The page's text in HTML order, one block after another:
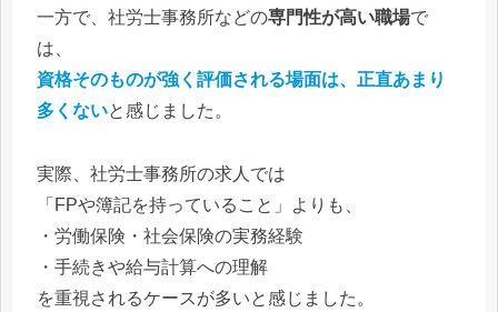
一方で、社労士事務所などの専門性が高い職場で
は、
資格そのものが強く評価される場面は、正直あまり
多くないと感じました。
実際、社労士事務所の求人では
「FPや簿記を持っていること」よりも、
・労働保険・社会保険の実務経験
・手続きや給与計算への理解
を重視されるケースが多いと感じました。